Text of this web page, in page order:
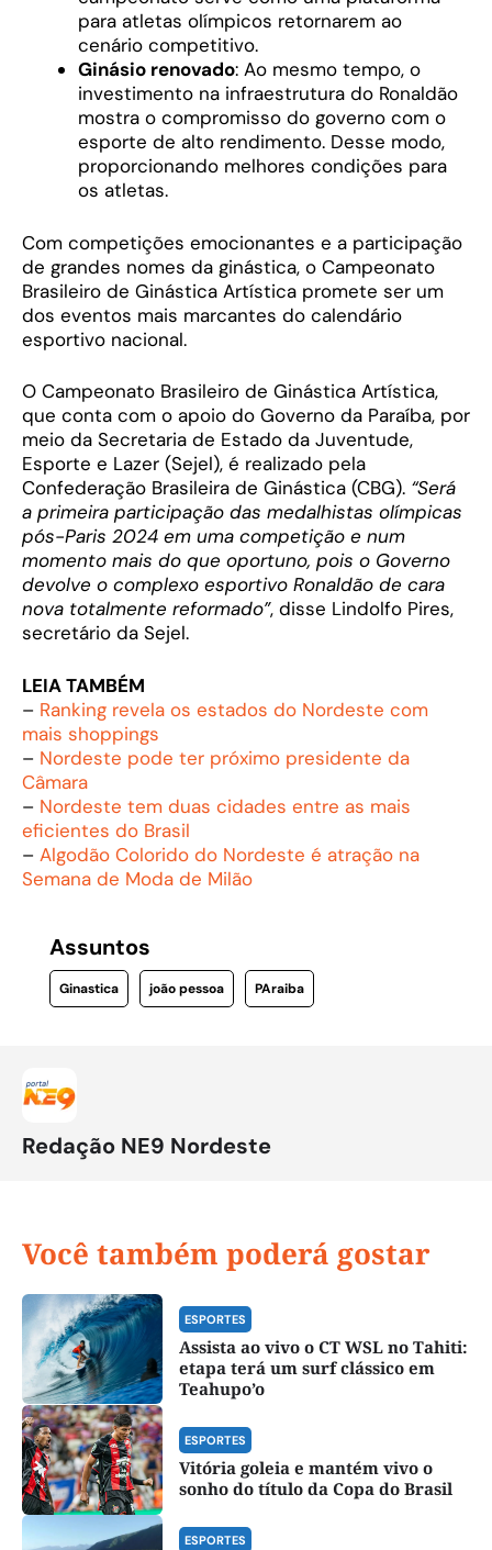
para atletas olímpicos retornarem ao
cenário competitivo.
Ginásio renovado: Ao mesmo tempo, o
investimento na infraestrutura do Ronaldão
mostra o compromisso do governo com o
esporte de alto rendimento. Desse modo,
proporcionando melhores condições para
os atletas.
Com competições emocionantes e a participação
de grandes nomes da ginástica, o Campeonato
Brasileiro de Ginástica Artística promete ser um
dos eventos mais marcantes do calendário
esportivo nacional.
O Campeonato Brasileiro de Ginástica Artística,
que conta com o apoio do Governo da Paraíba, por
meio da Secretaria de Estado da Juventude,
Esporte e Lazer (Sejel), é realizado pela
Confederação Brasileira de Ginástica (CBG). “Será
a primeira participação das medalhistas olímpicas
pós-Paris 2024 em uma competição e num
momento mais do que oportuno, pois o Governo
devolve o complexo esportivo Ronaldão de cara
nova totalmente reformado”, disse Lindolfo Pires,
secretário da Sejel.
LEIA TAMBÉM
– Ranking revela os estados do Nordeste com
mais shoppings
– Nordeste pode ter próximo presidente da
Câmara
– Nordeste tem duas cidades entre as mais
eficientes do Brasil
– Algodão Colorido do Nordeste é atração na
Semana de Moda de Milão
Assuntos
Ginastica joão pessoa PAraiba
Redação NE9 Nordeste
Você também poderá gostar
ESPORTES
Assista ao vivo o CT WSL no Tahiti:
etapa terá um surf clássico em
Teahupo’o
ESPORTES
Vitória goleia e mantém vivo o
sonho do título da Copa do Brasil
ESPORTES